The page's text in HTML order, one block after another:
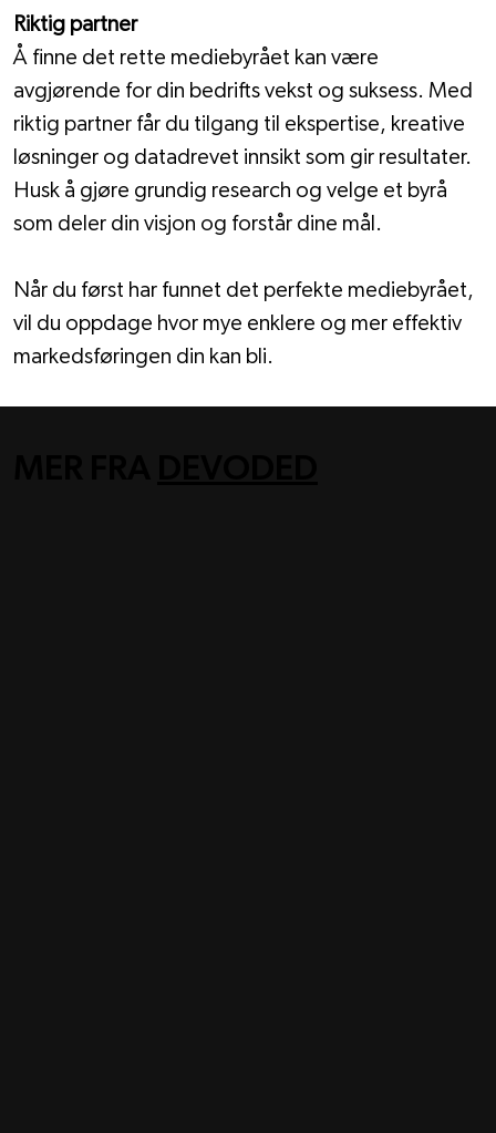
Riktig partner
Å finne det rette mediebyrået kan være
avgjørende for din bedrifts vekst og suksess. Med
riktig partner får du tilgang til ekspertise, kreative
løsninger og datadrevet innsikt som gir resultater.
Husk å gjøre grundig research og velge et byrå
som deler din visjon og forstår dine mål.
Når du først har funnet det perfekte mediebyrået,
vil du oppdage hvor mye enklere og mer effektiv
markedsføringen din kan bli.